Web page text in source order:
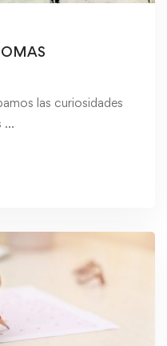
las curiosidades
…